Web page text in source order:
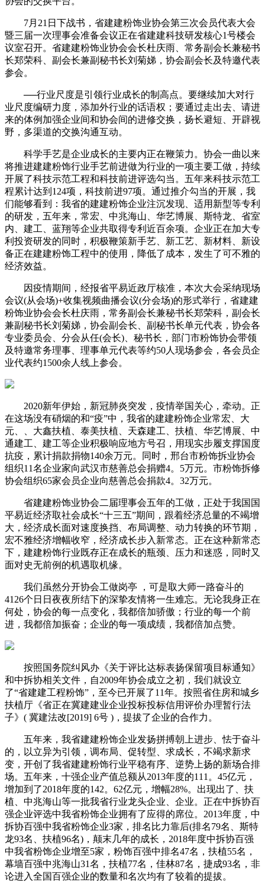
7月21日下战书，省建建粉饰业协会第三次会员代表大会
暨三届一次理事会准备会议正在省建建科技研发核心1号楼会
议室召开。省建建粉饰业协会会长杜庆雨、常务副会长兼秘书
长郑荣科、副会长兼副秘书长刘菊娣，协会副会长及特邀代表
参会。
──行业尺度是引领行业成长的制高点。要继续加大对行
业尺度编研力度，添加外行业的话语权；要通过走出去、请进
来的体例加强企业间和协会间的进修交换，扬长避短、开辟视
野，多渠道的交换沟通互动。
科学手艺是企业成长的主要内正在鞭策力。协会一曲以来
将推进建建粉饰行业手艺前进做为行业的一项主要工做，持续
开展了科技示范工程和科技前进评选勾当。五年来科技示范工
程累计达到124项，科技前进97项。通过推介勾当的开展，我
们能够看到：我省的建建粉饰企业注沉发现、适用新型等专利
的研发，五年来，常宏、中兆海山、华艺博展、斯特龙、省室
内、建工、蓝翔等企业共取得专利近百余项。企业正在加大专
利投资研发的同时，积极鞭策新手艺、新工艺、新材料、新设
备正在建建粉饰工程中的使用，降低了成本，发生了可不雅的
经济效益。
因疫情期间，经报省平易近政厅核准，本次大会采纳现场
会议(从会场)+收集视频曲播会议(分会场)的形式举行，省建建
粉饰业协会会长杜庆雨，常务副会长兼秘书长郑荣科，副会长
兼副秘书长刘菊娣，协会副会长、副秘书长单元代表，协会各
专业委员会、分会从任(会长)、秘书长，部门市粉饰协会带领
及特邀常务理事、理事单元代表等约50人现场参会，各会员企
业代表约1500余人线上参会。
2020新年伊始，新冠肺炎突发，疫情举国关心，牵动。正
在这场没有硝烟的和“疫”中，我省的建建粉饰企业常宏、大
元、、大鑫扶植、泰美扶植、天森建工、扶植、华艺博展、中
通建工、建工等企业积极响应地方号召，用现实步履支撑国度
抗疫，累计捐款捐物140余万元。同时，邢台市粉饰拆业协会
组织11名企业家向武汉市慈善总会捐赠4。5万元。市粉饰拆修
协会组织65家会员企业向慈善总会捐款4。32万元。
省建建粉饰业协会二届理事会五年的工做，正处于我国国
平易近经济取社会成长“十三五”期间，跟着经济总量的不竭增
大，经济成长面对速度换挡、布局调整、动力转换的环节期，
宏不雅经济增幅收窄，经济成长步入新常态。正在这种新常态
下，建建粉饰行业既存正在成长的瓶颈、压力和迷惑，同时又
面对史无前例的机遇取机缘。
我们虽然分开协会工做岗亭 ，可是取大师一路奋斗的
4126个日日夜夜所结下的深挚友情将一生难忘。无论我身正在
何处，协会的每一点变化，我都倍加骄傲；行业的每一个前
进，我都倍加振奋；企业的每一项成绩，我都倍加点赞。
按照国务院纠风办《关于评比达标表扬保留项目标通知》
和中拆协相关文件，自2009年协会成立之初，我们就设立
了“省建建工程粉饰”，至今已开展了11年。按照省住房和城乡
扶植厅《省正在冀建建业企业投标投标信用评价办理暂行法
子》( 冀建法改[2019] 6号 )，提拔了企业的合作力。
五年来，我省建建粉饰企业发扬拼搏朝上进步、怯于奋斗
的，以立异为引领，调布局、促转型、求成长，不竭求新求
变，开创了我省建建粉饰行业平稳有序、逆势上扬的新场合排
场。五年来，十强企业产值总额从2013年度的111。45亿元，
增加到了2018年度的142。62亿元，增幅28%。出现出了、扶
植、中兆海山等一批我省行业龙头企业、企业。正在中拆协百
强企业评选中我省粉饰企业拥有了应得的席位。2013年度，中
拆协百强中我省粉饰企业3家，排名比力靠后(排名79名、斯特
龙93名、扶植96名)，颠末几年的成长，2018年度中拆协百强
中我省粉饰企业增至5家，粉饰百强中排名47名，扶植55名，
幕墙百强中兆海山31名，扶植77名，佳林87名，捷成93名，非
论进入全国百强企业的数量和名次均有了较着的提拔。